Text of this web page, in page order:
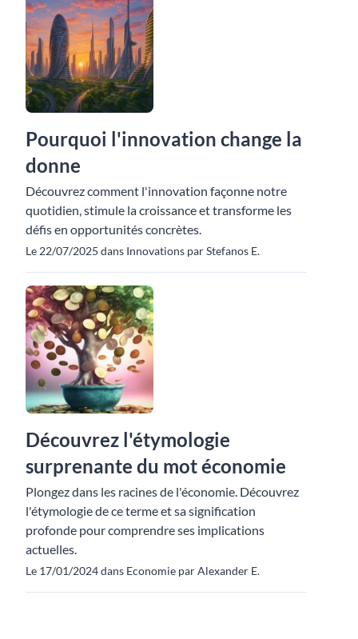
Pourquoi l'innovation change la
donne
Découvrez comment l'innovation façonne notre
quotidien, stimule la croissance et transforme les
défis en opportunités concrètes.
Le 22/07/2025 dans Innovations par Stefanos E.
Découvrez l'étymologie
surprenante du mot économie
Plongez dans les racines de l'économie. Découvrez
l'étymologie de ce terme et sa signification
profonde pour comprendre ses implications
actuelles.
Le 17/01/2024 dans Economie par Alexander E.